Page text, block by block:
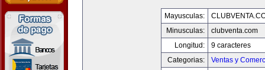
Mayusculas:
Minusculas:
clubventa.com
Longitud:
9 caracteres
Categorias:
Ventas y